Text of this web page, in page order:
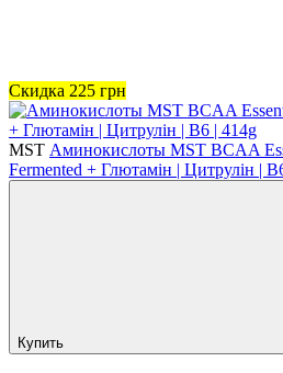
Скидка 225 грн
MST Аминокислоты MST BCAA
Fermented + Глютамін | Цитрулін |
Купить